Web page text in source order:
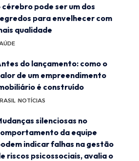
cérebro pode ser um dos
para envelhecer com
qualidade
do lançamento: como o
de um empreendimento
é construído
NOTÍCIAS
silenciosas no
da equipe
indicar falhas na gestão
riscos psicossociais, avalia o